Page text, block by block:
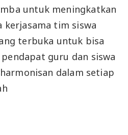
untuk meningkatkan
kerjasama tim siswa
terbuka untuk bisa
guru dan siswa
dalam setiap